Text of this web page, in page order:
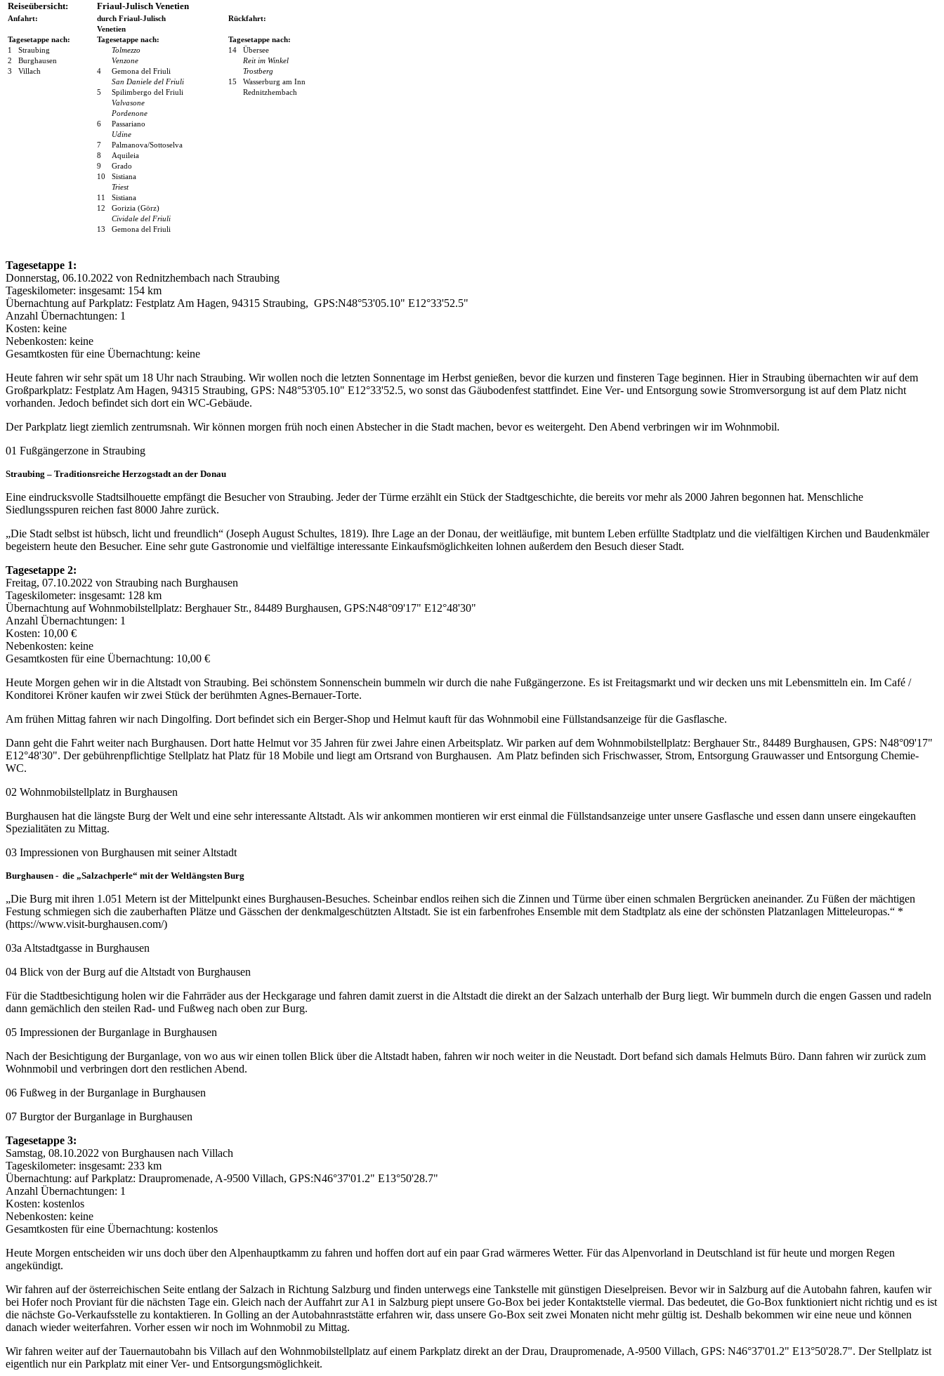
Reiseübersicht: Friaul-Julisch Venetien
Anfahrt: durch Friaul-Julisch
Rückfahrt:
Venetien
Tagesetappe nach:
Tagesetappe nach:
Tagesetappe nach:
1
Straubing Tolmezzo 14
Übersee
2
Burghausen Venzone
Reit im Winkel
3
Villach 4 Gemona del Friuli
Trostberg
San Daniele del Friuli
15
Wasserburg am Inn
5
Spilimbergo del Friuli
Rednitzhembach
Valvasone
Pordenone
6
Passariano
Udine
7
Palmanova/Sottoselva
8
Aquileia
9
Grado
10
Sistiana
Triest
11
Sistiana
12
Gorizia (Görz)
Cividale del Friuli
13
Gemona del Friuli
Tagesetappe 1:
Donnerstag, 06.10.2022 von Rednitzhembach nach Straubing
Tageskilometer: insgesamt: 154 km
Übernachtung auf Parkplatz: Festplatz Am Hagen, 94315 Straubing, GPS:N48°53'05.10" E12°33'52.5"
Anzahl Übernachtungen: 1
Kosten: keine
Nebenkosten: keine
Gesamtkosten für eine Übernachtung: keine
Heute fahren wir sehr spät um 18 Uhr nach Straubing. Wir wollen noch die letzten Sonnentage im Herbst genießen, bevor die kurzen und finsteren Tage beginnen. Hier in Straubing übernachten wir auf dem
Großparkplatz: Festplatz Am Hagen, 94315 Straubing, GPS: N48°53'05.10" E12°33'52.5, wo sonst das Gäubodenfest stattfindet. Eine Ver- und Entsorgung sowie Stromversorgung ist auf dem Platz nicht
vorhanden. Jedoch befindet sich dort ein WC-Gebäude.
Der Parkplatz liegt ziemlich zentrumsnah. Wir können morgen früh noch einen Abstecher in die Stadt machen, bevor es weitergeht. Den Abend verbringen wir im Wohnmobil.
01 Fußgängerzone in Straubing
Straubing – Traditionsreiche Herzogstadt an der Donau
Eine eindrucksvolle Stadtsilhouette empfängt die Besucher von Straubing. Jeder der Türme erzählt ein Stück der Stadtgeschichte, die bereits vor mehr als 2000 Jahren begonnen hat. Menschliche
Siedlungsspuren reichen fast 8000 Jahre zurück.
„Die Stadt selbst ist hübsch, licht und freundlich“ (Joseph August Schultes, 1819). Ihre Lage an der Donau, der weitläufige, mit buntem Leben erfüllte Stadtplatz und die vielfältigen Kirchen und Baudenkmäler
begeistern heute den Besucher. Eine sehr gute Gastronomie und vielfältige interessante Einkaufsmöglichkeiten lohnen außerdem den Besuch dieser Stadt.
Tagesetappe 2:
Freitag, 07.10.2022 von Straubing nach Burghausen
Tageskilometer: insgesamt: 128 km
Übernachtung auf Wohnmobilstellplatz: Berghauer Str., 84489 Burghausen, GPS:N48°09'17" E12°48'30"
Anzahl Übernachtungen: 1
Kosten: 10,00 €
Nebenkosten: keine
Gesamtkosten für eine Übernachtung: 10,00 €
Heute Morgen gehen wir in die Altstadt von Straubing. Bei schönstem Sonnenschein bummeln wir durch die nahe Fußgängerzone. Es ist Freitagsmarkt und wir decken uns mit Lebensmitteln ein. Im Café /
Konditorei Kröner kaufen wir zwei Stück der berühmten Agnes-Bernauer-Torte.
Am frühen Mittag fahren wir nach Dingolfing. Dort befindet sich ein Berger-Shop und Helmut kauft für das Wohnmobil eine Füllstandsanzeige für die Gasflasche.
Dann geht die Fahrt weiter nach Burghausen. Dort hatte Helmut vor 35 Jahren für zwei Jahre einen Arbeitsplatz. Wir parken auf dem Wohnmobilstellplatz: Berghauer Str., 84489 Burghausen, GPS: N48°09'17"
E12°48'30". Der gebührenpflichtige Stellplatz hat Platz für 18 Mobile und liegt am Ortsrand von Burghausen. Am Platz befinden sich Frischwasser, Strom, Entsorgung Grauwasser und Entsorgung Chemie-
WC.
02 Wohnmobilstellplatz in Burghausen
Burghausen hat die längste Burg der Welt und eine sehr interessante Altstadt. Als wir ankommen montieren wir erst einmal die Füllstandsanzeige unter unsere Gasflasche und essen dann unsere eingekauften
Spezialitäten zu Mittag.
03 Impressionen von Burghausen mit seiner Altstadt
Burghausen - die „Salzachperle“ mit der Weltlängsten Burg
„Die Burg mit ihren 1.051 Metern ist der Mittelpunkt eines Burghausen-Besuches. Scheinbar endlos reihen sich die Zinnen und Türme über einen schmalen Bergrücken aneinander. Zu Füßen der mächtigen
Festung schmiegen sich die zauberhaften Plätze und Gässchen der denkmalgeschützten Altstadt. Sie ist ein farbenfrohes Ensemble mit dem Stadtplatz als eine der schönsten Platzanlagen Mitteleuropas.“ *
(https://www.visit-burghausen.com/)
03a Altstadtgasse in Burghausen
04 Blick von der Burg auf die Altstadt von Burghausen
Für die Stadtbesichtigung holen wir die Fahrräder aus der Heckgarage und fahren damit zuerst in die Altstadt die direkt an der Salzach unterhalb der Burg liegt. Wir bummeln durch die engen Gassen und radeln
dann gemächlich den steilen Rad- und Fußweg nach oben zur Burg.
05 Impressionen der Burganlage in Burghausen
Nach der Besichtigung der Burganlage, von wo aus wir einen tollen Blick über die Altstadt haben, fahren wir noch weiter in die Neustadt. Dort befand sich damals Helmuts Büro. Dann fahren wir zurück zum
Wohnmobil und verbringen dort den restlichen Abend.
06 Fußweg in der Burganlage in Burghausen
07 Burgtor der Burganlage in Burghausen
Tagesetappe 3:
Samstag, 08.10.2022 von Burghausen nach Villach
Tageskilometer: insgesamt: 233 km
Übernachtung: auf Parkplatz: Draupromenade, A-9500 Villach, GPS:N46°37'01.2" E13°50'28.7"
Anzahl Übernachtungen: 1
Kosten: kostenlos
Nebenkosten: keine
Gesamtkosten für eine Übernachtung: kostenlos
Heute Morgen entscheiden wir uns doch über den Alpenhauptkamm zu fahren und hoffen dort auf ein paar Grad wärmeres Wetter. Für das Alpenvorland in Deutschland ist für heute und morgen Regen
angekündigt.
Wir fahren auf der österreichischen Seite entlang der Salzach in Richtung Salzburg und finden unterwegs eine Tankstelle mit günstigen Dieselpreisen. Bevor wir in Salzburg auf die Autobahn fahren, kaufen wir
bei Hofer noch Proviant für die nächsten Tage ein. Gleich nach der Auffahrt zur A1 in Salzburg piept unsere Go-Box bei jeder Kontaktstelle viermal. Das bedeutet, die Go-Box funktioniert nicht richtig und es ist
die nächste Go-Verkaufsstelle zu kontaktieren. In Golling an der Autobahnraststätte erfahren wir, dass unsere Go-Box seit zwei Monaten nicht mehr gültig ist. Deshalb bekommen wir eine neue und können
danach wieder weiterfahren. Vorher essen wir noch im Wohnmobil zu Mittag.
Wir fahren weiter auf der Tauernautobahn bis Villach auf den Wohnmobilstellplatz auf einem Parkplatz direkt an der Drau, Draupromenade, A-9500 Villach, GPS: N46°37'01.2" E13°50'28.7". Der Stellplatz ist
eigentlich nur ein Parkplatz mit einer Ver- und Entsorgungsmöglichkeit.